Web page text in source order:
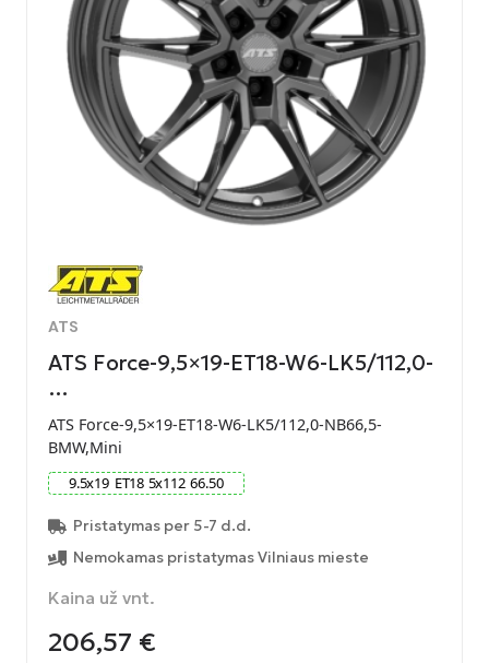
ATS
ATS Force-9,5×19-ET18-W6-LK5/112,0-
…
ATS Force-9,5×19-ET18-W6-LK5/112,0-NB66,5-
BMW,Mini
9.5x19 ET18 5x112 66.50
Pristatymas per 5-7 d.d.
Nemokamas pristatymas Vilniaus mieste
Kaina už vnt.
206,57 €